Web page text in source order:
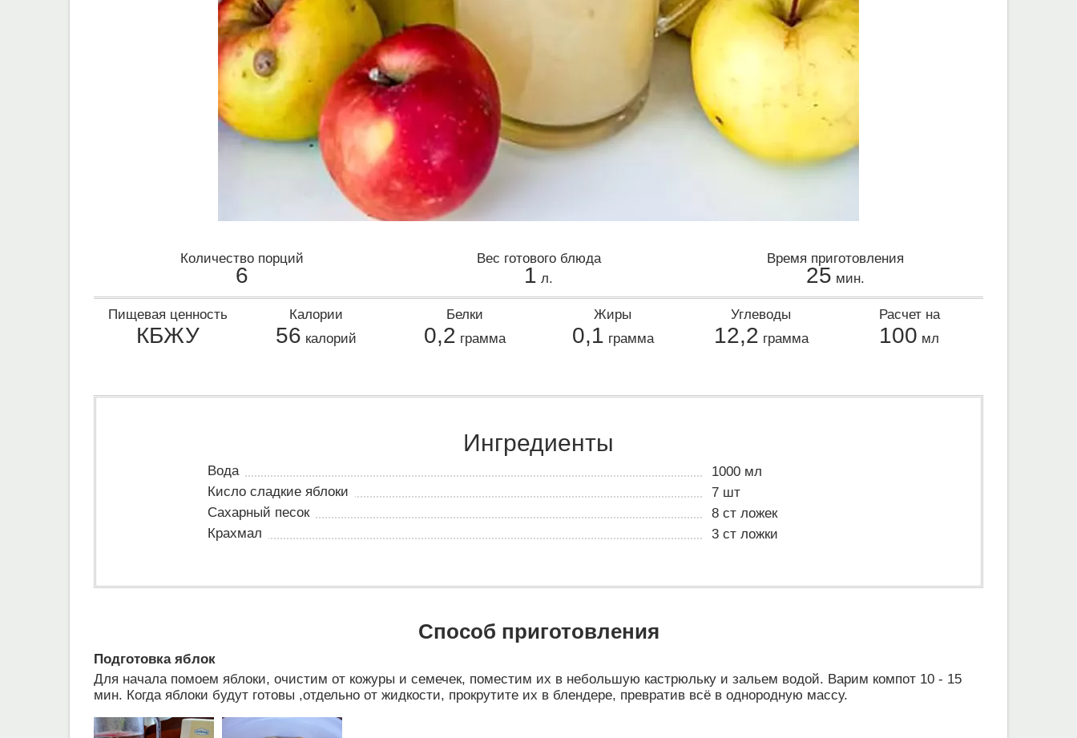
Количество порций
6
Вес готового блюда
1 л.
Время приготовления
25 мин.
Пищевая ценность
КБЖУ
Калории
56 калорий
Белки
0,2 грамма
Жиры
0,1 грамма
Углеводы
12,2 грамма
Расчет на
100 мл
Ингредиенты
Вода
1000 мл
Кисло сладкие яблоки
7 шт
Сахарный песок
8 ст ложек
Крахмал
3 ст ложки
Способ приготовления
Подготовка яблок
Для начала помоем яблоки, очистим от кожуры и семечек, поместим их в небольшую кастрюльку и зальем водой. Варим компот 10 - 15
мин. Когда яблоки будут готовы ,отдельно от жидкости, прокрутите их в блендере, превратив всё в однородную массу.